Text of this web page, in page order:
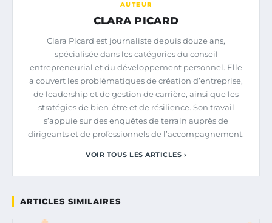
AUTEUR
CLARA PICARD
Clara Picard est journaliste depuis douze ans,
spécialisée dans les catégories du conseil
entrepreneurial et du développement personnel. Elle
a couvert les problématiques de création d’entreprise,
de leadership et de gestion de carrière, ainsi que les
stratégies de bien-être et de résilience. Son travail
s’appuie sur des enquêtes de terrain auprès de
dirigeants et de professionnels de l’accompagnement.
VOIR TOUS LES ARTICLES ›
ARTICLES SIMILAIRES